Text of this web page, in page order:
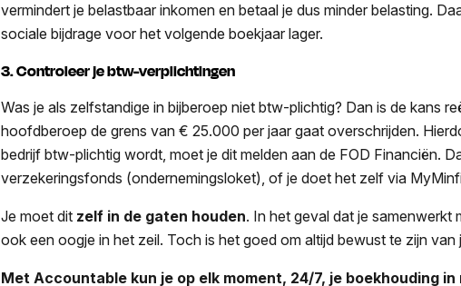
vermindert je belastbaar inkomen en betaal je dus minder belasting.
sociale bijdrage voor het volgende boekjaar lager.
3. Controleer je btw-verplichtingen
Was je als zelfstandige in bijberoep niet btw-plichtig? Dan is de kans
hoofdberoep de grens van € 25.000 per jaar gaat overschrijden.
bedrijf btw-plichtig wordt, moet je dit melden aan de FOD Financiën.
verzekeringsfonds (ondernemingsloket), of je doet het zelf via
Je moet dit zelf in de gaten houden. In het geval dat je samenwerkt
ook een oogje in het zeil. Toch is het goed om altijd bewust te zijn van
Met Accountable kun je op elk moment, 24/7, je boekhouding